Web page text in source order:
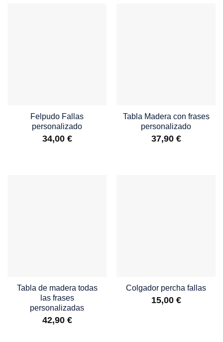
Felpudo Fallas
personalizado
34,00 €
Tabla Madera con frases
personalizado
37,90 €
Tabla de madera todas
las frases
personalizadas
42,90 €
Colgador percha fallas
15,00 €